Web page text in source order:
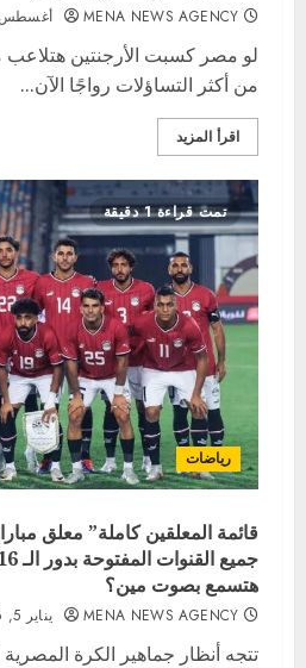
MENA NEWS AGENCY أغسطس 1,
لو مصر كسبت الأرجنتين هتلاعب
من أكثر التساؤلات رواجًا الآن...
اقرأ المزيد
تمت قراءة 1 دقيقة
رياضات
قائمة المعلقين كاملة” معلق
هتسمع بصوت مين؟
MENA NEWS AGENCY يناير 5, 2026
تتجه أنظار جماهير الكرة المصرية